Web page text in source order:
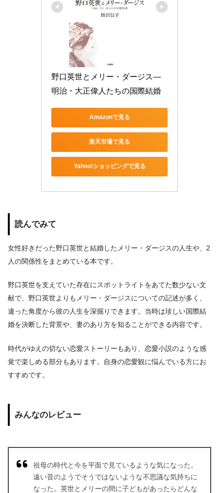
野口英世とメリー・ダージス―
明治・大正偉人たちの国際結婚
Amazonで見る
楽天市場で見る
Yahoo!ショッピングで見る
読んでみて
女性好きだった野口英世と結婚したメリー・ダージスの人生や、2
人の関係性をまとめている本です。
野口英世を支えていた存在にスポットライトをあてた数少ない文
献で、野口英世よりもメリー・ダージスについての記述が多く、
違った角度から彼の人生を深掘りできます。当時は珍しい国際結
婚を決断した背景や、妻のあり方を知ることができる内容です。
時代がゆえの切ない恋愛ストーリーもあり、恋愛小説のような感
覚で楽しめる部分もあります。自身の恋愛観に悩んでいる方にお
すすめです。
みんなのレビュー
祖母の時代と今を平面で見ているような気になった。
遠い昔のようでそうではないような不思議な気持ちに
なった。英世とメリーの間に子どもがあったらどんな